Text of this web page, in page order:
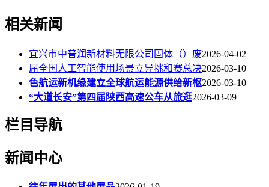
相关新闻
宜兴市中普润新材料无限公司固体（）废2026-04-02
届全国人工智能使用场景立异挑和赛总决2026-03-10
色航运新机缘建立全球航运能源供给新枢2026-03-10
“大道长安”第四届陕西高速公车从旅逛2026-03-09
栏目导航
新闻中心